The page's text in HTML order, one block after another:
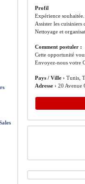
Profil
Expérience souhaitée.
Assister les cuisiniers
Nettoyage et
Comment postuler :
Cette opportunité
Envoyez-nous votre
Pays / Ville › Tunis,
Adresse › 20 Avenue